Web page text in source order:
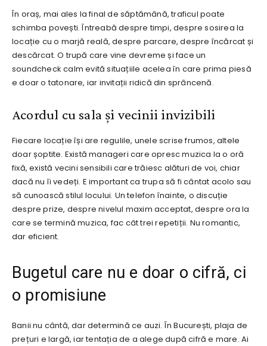
În oraș, mai ales la final de săptămână, traficul poate
schimba povești. Întreabă despre timpi, despre sosirea la
locație cu o marjă reală, despre parcare, despre încărcat și
descărcat. O trupă care vine devreme și face un
soundcheck calm evită situațiile acelea în care prima piesă
e doar o tatonare, iar invitații ridică din sprâncenă.
Acordul cu sala și vecinii invizibili
Fiecare locație își are regulile, unele scrise frumos, altele
doar șoptite. Există manageri care opresc muzica la o oră
fixă, există vecini sensibili care trăiesc alături de voi, chiar
dacă nu îi vedeți. E important ca trupa să fi cântat acolo sau
să cunoască stilul locului. Un telefon înainte, o discuție
despre prize, despre nivelul maxim acceptat, despre ora la
care se termină muzica, fac cât trei repetiții. Nu romantic,
dar eficient.
Bugetul care nu e doar o cifră, ci
o promisiune
Banii nu cântă, dar determină ce auzi. În București, plaja de
prețuri e largă, iar tentația de a alege după cifră e mare. Ai